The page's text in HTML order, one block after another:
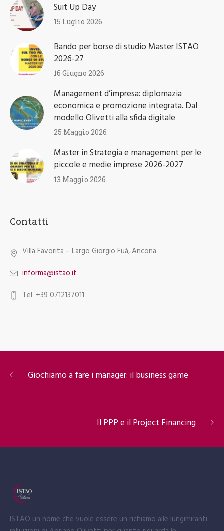
Suit Up Day
15 Luglio 2026
Bando per borse di studio Master ISTAO
2026-27
16 Giugno 2026
Management d’impresa: diplomazia
economica e promozione integrata. Dal
modello Olivetti alla sfida digitale
25 Maggio 2026
Master in Strategia e management per le
piccole e medie imprese 2026-2027
13 Maggio 2026
Contatti
Villa Favorita – Largo Giorgio Fuà, Ancona
informa@istao.it
Tel. +39 0712137011
Giochiamo a fare i manager: il business game
Il PPP e il Project Financing
ISTAO un nome che vuole essere un richiamo alle lungimiranti